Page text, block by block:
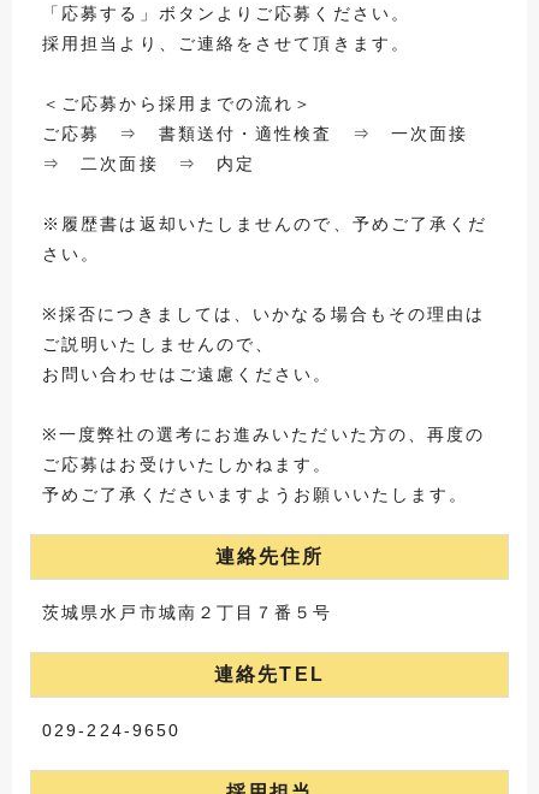
「応募する」ボタンよりご応募ください。
採用担当より、ご連絡をさせて頂きます。
＜ご応募から採用までの流れ＞
ご応募 ⇒ 書類送付・適性検査 ⇒ 一次面接
⇒ 二次面接 ⇒ 内定
※履歴書は返却いたしませんので、予めご了承くだ
さい。
※採否につきましては、いかなる場合もその理由は
ご説明いたしませんので、
お問い合わせはご遠慮ください。
※一度弊社の選考にお進みいただいた方の、再度の
ご応募はお受けいたしかねます。
予めご了承くださいますようお願いいたします。
連絡先住所
茨城県水戸市城南２丁目７番５号
連絡先TEL
029-224-9650